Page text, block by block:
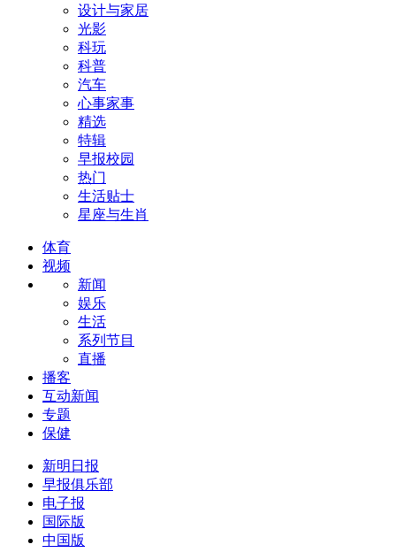
设计与家居
光影
科玩
科普
汽车
心事家事
精选
特辑
早报校园
热门
生活贴士
星座与生肖
体育
视频
新闻
娱乐
生活
系列节目
直播
播客
互动新闻
专题
保健
新明日报
早报俱乐部
电子报
国际版
中国版